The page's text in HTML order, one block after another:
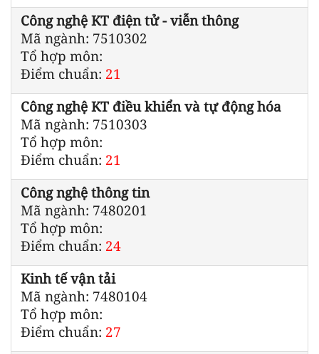
Công nghệ KT điện tử - viễn thông
Mã ngành: 7510302
Tổ hợp môn:
Điểm chuẩn: 21
Công nghệ KT điều khiển và tự động hóa
Mã ngành: 7510303
Tổ hợp môn:
Điểm chuẩn: 21
Công nghệ thông tin
Mã ngành: 7480201
Tổ hợp môn:
Điểm chuẩn: 24
Kinh tế vận tải
Mã ngành: 7480104
Tổ hợp môn:
Điểm chuẩn: 27